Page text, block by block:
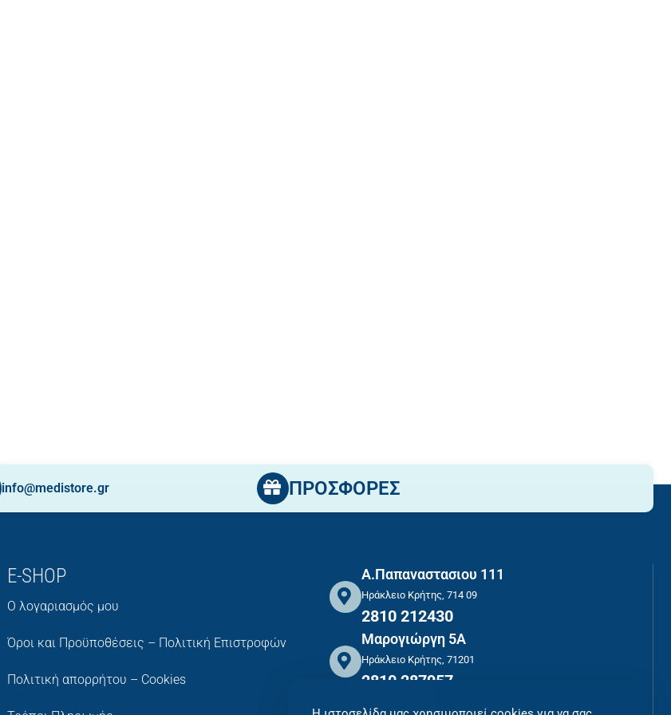
info@medistore.gr ΠΡΟΣΦΟΡΕΣ
E-SHOP
Ο λογαριασμός μου
Όροι και Προϋποθέσεις – Πολιτική Επιστροφών
Πολιτική απορρήτου – Cookies
Α.Παπαναστασιου 111
Ηράκλειο Κρήτης, 714 09
2810 212430
Μαρογιώργη 5Α
Ηράκλειο Κρήτης, 71201
2810 287957